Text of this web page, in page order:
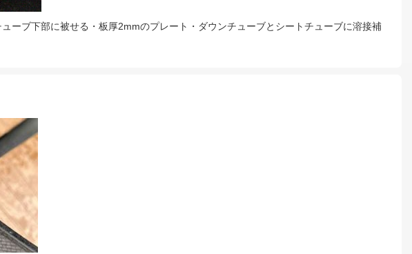
ーブ下部に被せる・板厚2mmのプレート・ダウンチューブとシートチューブに溶接補